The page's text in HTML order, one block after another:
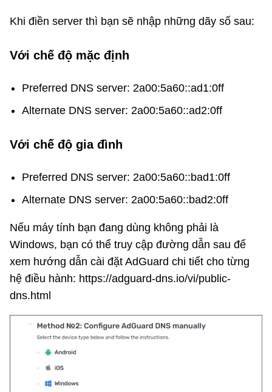
Khi điền server thì bạn sẽ nhập những dãy số sau:
Với chế độ mặc định
Preferred DNS server: 2a00:5a60::ad1:0ff
Alternate DNS server: 2a00:5a60::ad2:0ff
Với chế độ gia đình
Preferred DNS server: 2a00:5a60::bad1:0ff
Alternate DNS server: 2a00:5a60::bad2:0ff
Nếu máy tính bạn đang dùng không phải là
Windows, bạn có thể truy cập đường dẫn sau để
xem hướng dẫn cài đặt AdGuard chi tiết cho từng
hệ điều hành: https://adguard-dns.io/vi/public-
dns.html